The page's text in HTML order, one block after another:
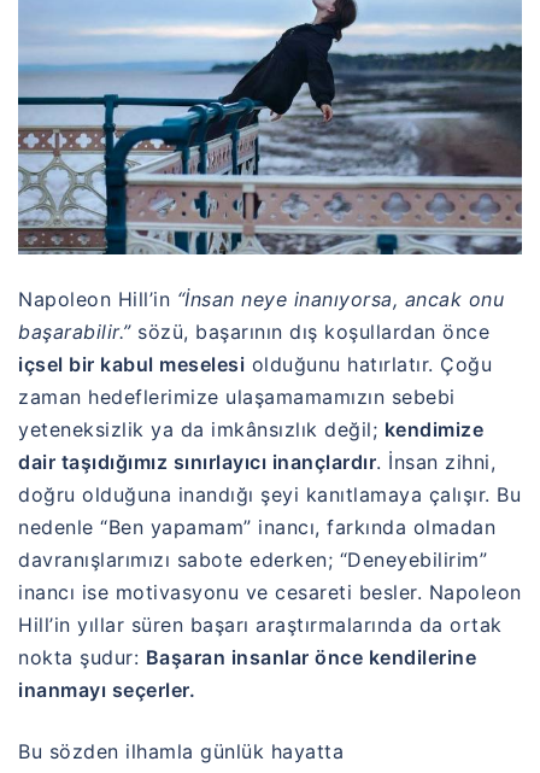
Napoleon Hill’in “İnsan neye inanıyorsa, ancak onu
başarabilir.”sözü, başarının dış koşullardan önce
içsel bir kabul meselesi olduğunu hatırlatır. Çoğu
zaman hedeflerimize ulaşamamamızın sebebi
yeteneksizlik ya da imkânsızlık değil; kendimize
dair taşıdığımız sınırlayıcı inançlardır. İnsan zihni,
doğru olduğuna inandığı şeyi kanıtlamaya çalışır. Bu
nedenle “Ben yapamam” inancı, farkında olmadan
davranışlarımızı sabote ederken; “Deneyebilirim”
inancı ise motivasyonu ve cesareti besler. Napoleon
Hill’in yıllar süren başarı araştırmalarında da ortak
nokta şudur: Başaran insanlar önce kendilerine
inanmayı seçerler.
Bu sözden ilhamla günlük hayatta